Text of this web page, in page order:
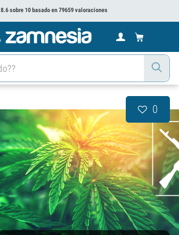
8.6 sobre 10 basado en 79659 valoraciones
0